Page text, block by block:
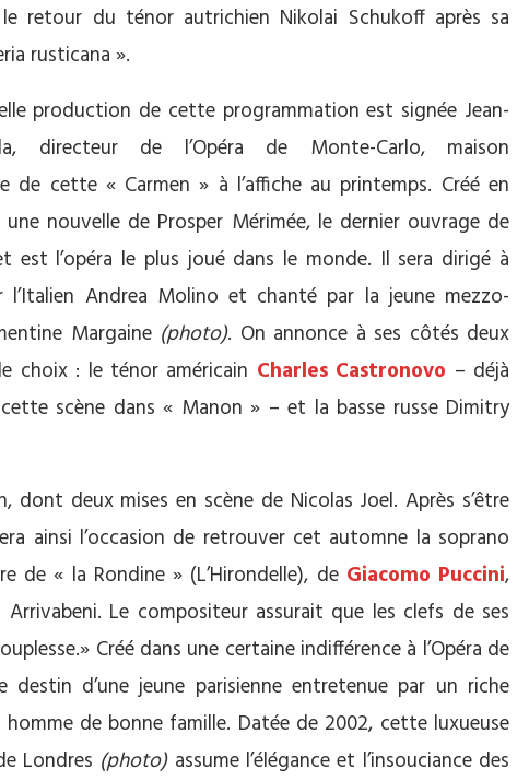
retour du ténor autrichien Nikolai Schukoff après sa
rusticana ».
production de cette programmation est signée Jean-
directeur de l’Opéra de Monte-Carlo, maison
de cette « Carmen » à l’affiche au printemps. Créé en
une nouvelle de Prosper Mérimée, le dernier ouvrage de
est l’opéra le plus joué dans le monde. Il sera dirigé à
l’Italien Andrea Molino et chanté par la jeune mezzo-
Margaine (photo). On annonce à ses côtés deux
choix : le ténor américain Charles Castronovo – déjà
scène dans « Manon » – et la basse russe Dimitry
deux mises en scène de Nicolas Joel. Après s’être
ainsi l’occasion de retrouver cet automne la soprano
de « la Rondine » (L’Hirondelle), de Giacomo Puccini,
Le compositeur assurait que les clefs de ses
Créé dans une certaine indifférence à l’Opéra de
destin d’une jeune parisienne entretenue par un riche
de bonne famille. Datée de 2002, cette luxueuse
Londres (photo)assume l’élégance et l’insouciance des